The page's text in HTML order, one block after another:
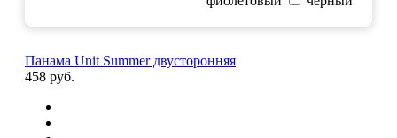
Панама Unit Summer двусторонняя
458 руб.